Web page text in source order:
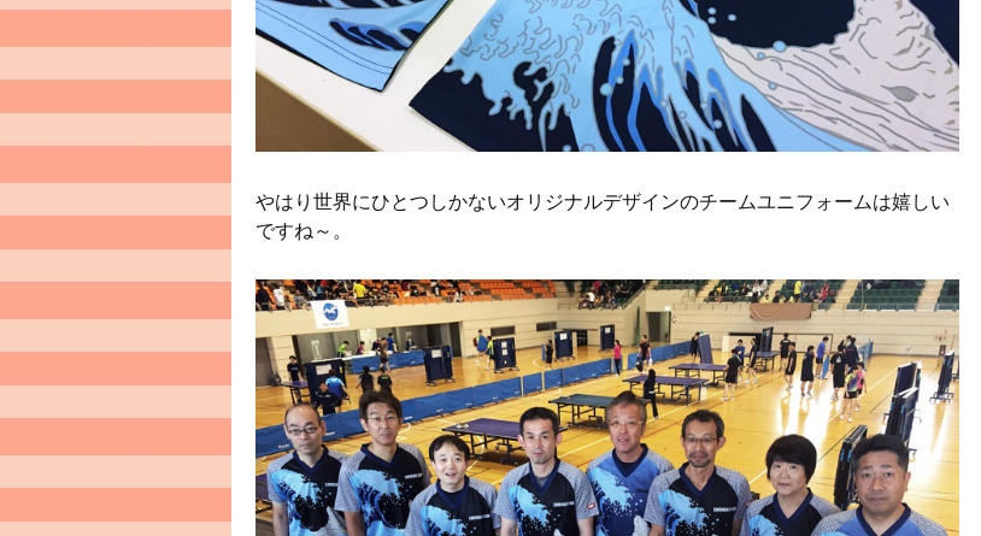
やはり世界にひとつしかないオリジナルデザインのチームユニフォームは嬉しい
ですね～。